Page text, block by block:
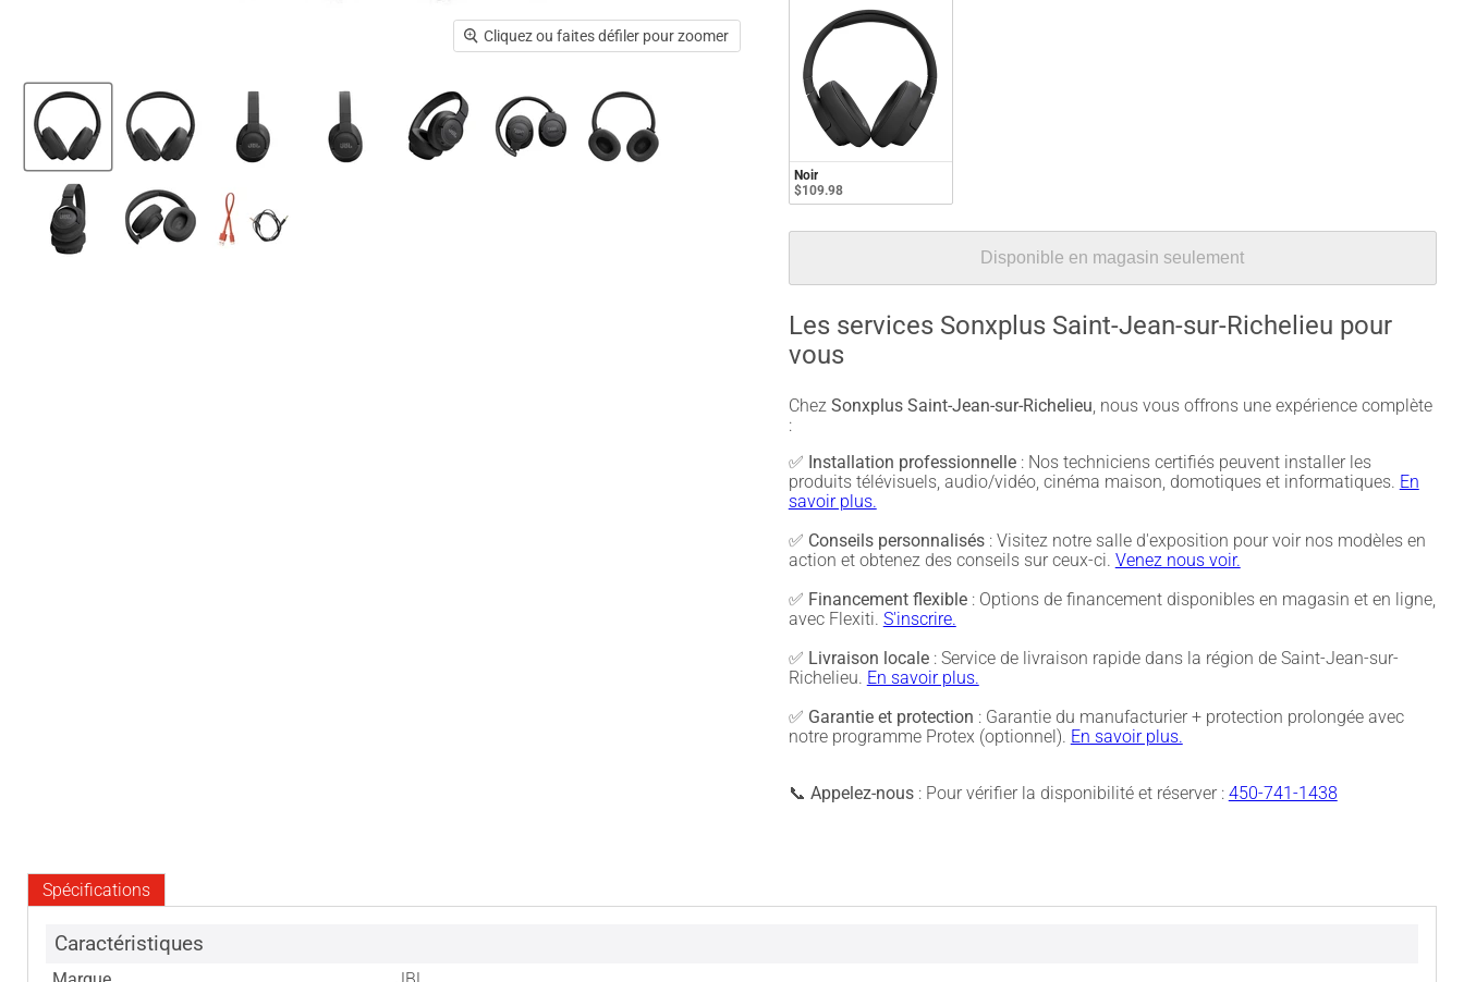
Cliquez ou faites défiler pour zoomer
Noir
$109.98
Disponible en magasin seulement
Les services Sonxplus Saint-Jean-sur-Richelieu pour
vous
Chez Sonxplus Saint-Jean-sur-Richelieu, nous vous offrons une expérience complète
:
✅ Installation professionnelle: Nos techniciens certifiés peuvent installer les
produits télévisuels, audio/vidéo, cinéma maison, domotiques et informatiques. En
savoir plus.
✅ Conseils personnalisés: Visitez notre salle d'exposition pour voir nos modèles en
action et obtenez des conseils sur ceux-ci. Venez nous voir.
✅ Financement flexible: Options de financement disponibles en magasin et en ligne,
avec Flexiti. S'inscrire.
✅ Livraison locale: Service de livraison rapide dans la région de Saint-Jean-sur-
Richelieu. En savoir plus.
✅ Garantie et protection : Garantie du manufacturier + protection prolongée avec
notre programme Protex (optionnel). En savoir plus.
📞 Appelez-nous: Pour vérifier la disponibilité et réserver : 450-741-1438
Spécifications
Caractéristiques